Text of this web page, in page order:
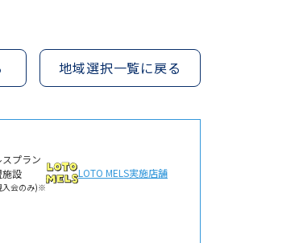
地域選択一覧に戻る
スプラン
施設
入会のみ)※
LOTO MELS実施店舗